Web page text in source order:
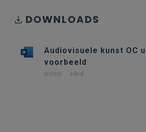
DOWNLOADS
Audiovisuele kunst OC
voorbeeld
WORD 44KB